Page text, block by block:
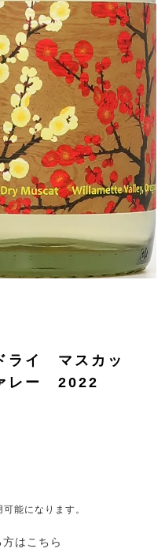
イ マスカッ
レー 2022
能になります。
はこちら